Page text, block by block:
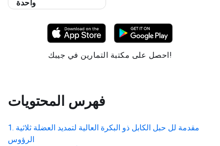
واحدة
احصل على مكتبة التمارين في جيبك!
فهرس المحتويات
مقدمة لل حبل الكابل ذو البكرة العالية لتمديد العضلة ثلاثية
الرؤوس